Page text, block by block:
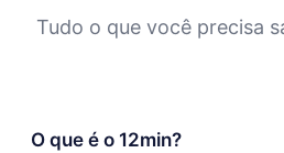
Tudo o que você precisa
O que é o 12min?